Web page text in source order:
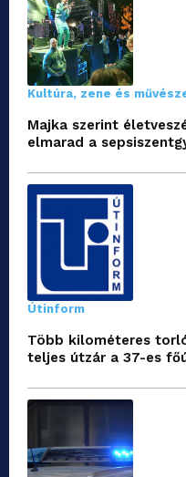
Kultúra, zene és
Majka szerint
elmarad a
Útinform
Több kilométeres
teljes útzár a 37-es